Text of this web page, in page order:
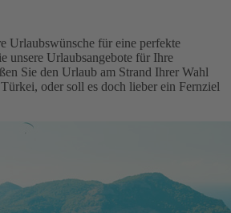
Urlaubswünsche für eine perfekte
unsere Urlaubsangebote für Ihre
Sie den Urlaub am Strand Ihrer Wahl
oder soll es doch lieber ein Fernziel